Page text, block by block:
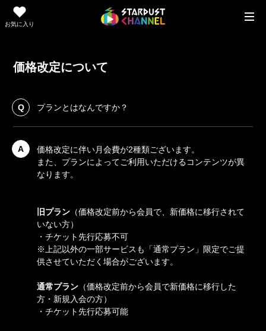
お気に入り
価格改定について
Q プランとはなんですか？
A
価格改定に伴い月会費が2種類ございます。
また、プランによってご利用いただけるコンテンツが異
なります。
旧プラン （価格改定前から会員で、新価格に移行されて
いない方）
・チケット先行応募不可
※上記以外の一部サービスも「通常プラン」限定でご提
供させていただく場合がございます。
通常プラン （価格改定前から会員で新価格に移行した
方・ 新規入会の方）
・チケット先行応募可能